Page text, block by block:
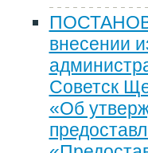
внесении
Советск
«Об